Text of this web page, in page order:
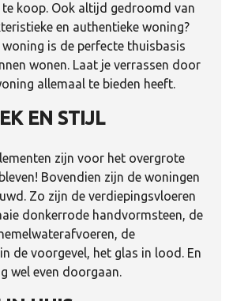
koop. Ook altijd gedroomd van
en authentieke woning?
is de perfecte thuisbasis
wonen. Laat je verrassen door
allemaal te bieden heeft.
EN STIJL
zijn voor het overgrote
Bovendien zijn de woningen
Zo zijn de verdiepingsvloeren
donkerrode handvormsteen, de
de
de voorgevel, het glas in lood. En
wel even doorgaan.